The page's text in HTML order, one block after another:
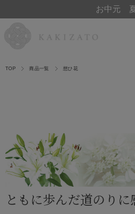
お中元
TOP 商品一覧 想ひ花
ともに歩んだ道のり